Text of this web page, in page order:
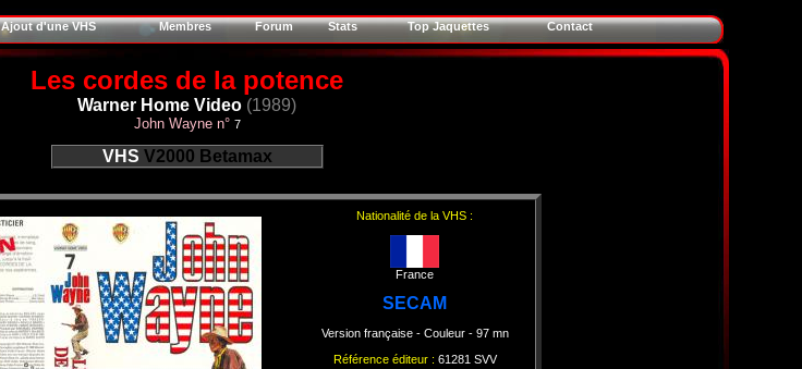
Ajout d'une VHS Membres Forum Stats Top Jaquettes Contact
Les cordes de la potence
Warner Home Video (1989)
John Wayne n° 7
VHS V2000 Betamax
Nationalité de la VHS :
France
SECAM
Version française- Couleur- 97 mn
Référence éditeur : 61281 SVV